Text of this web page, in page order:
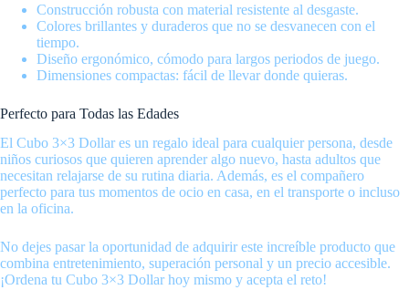
Construcción robusta con material resistente al desgaste.
Colores brillantes y duraderos que no se desvanecen con el
tiempo.
Diseño ergonómico, cómodo para largos periodos de juego.
Dimensiones compactas: fácil de llevar donde quieras.
Perfecto para Todas las Edades
El Cubo 3×3 Dollar es un regalo ideal para cualquier persona, desde
niños curiosos que quieren aprender algo nuevo, hasta adultos que
necesitan relajarse de su rutina diaria. Además, es el compañero
perfecto para tus momentos de ocio en casa, en el transporte o incluso
en la oficina.
No dejes pasar la oportunidad de adquirir este increíble producto que
combina entretenimiento, superación personal y un precio accesible.
¡Ordena tu Cubo 3×3 Dollar hoy mismo y acepta el reto!